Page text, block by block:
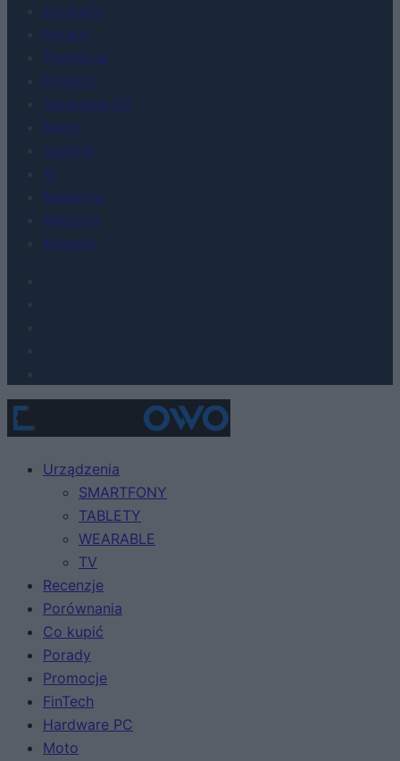
Co kupić
Porady
Promocje
FinTech
Hardware PC
Moto
Gaming
AI
Redakcja
Reklama
Kontakt
Urządzenia
SMARTFONY
TABLETY
WEARABLE
TV
Recenzje
Porównania
Co kupić
Porady
Promocje
FinTech
Hardware PC
Moto